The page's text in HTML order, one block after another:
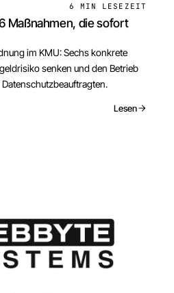
6 MIN LESEZEIT
Maßnahmen, die sofort
im KMU: Sechs konkrete
senken und den Betrieb
Lesen